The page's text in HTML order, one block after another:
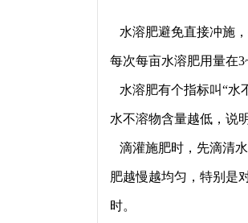
水溶肥避免直接冲施
每次每亩水溶肥用量在
水溶肥有个指标叫“水
水不溶物含量越低，说
滴灌施肥时，先滴清
肥越慢越均匀，特别是
时。